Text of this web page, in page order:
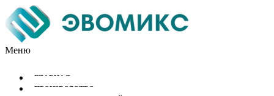
Меню
ГЛАВНАЯ
ПРОИЗВОДСТВО